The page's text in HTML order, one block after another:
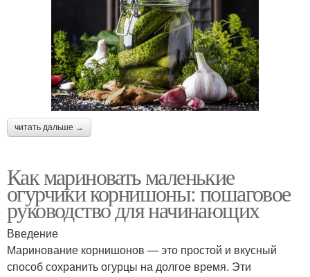
читать дальше →
Как мариновать маленькие
огурчики корнишоны: пошаговое
руководство для начинающих
Введение
Маринование корнишонов — это простой и вкусный
способ сохранить огурцы на долгое время. Эти